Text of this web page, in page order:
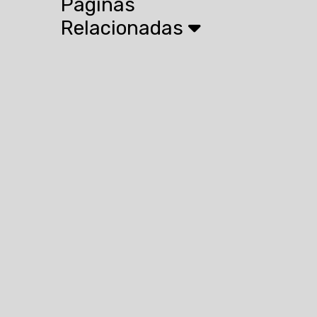
Relacionadas